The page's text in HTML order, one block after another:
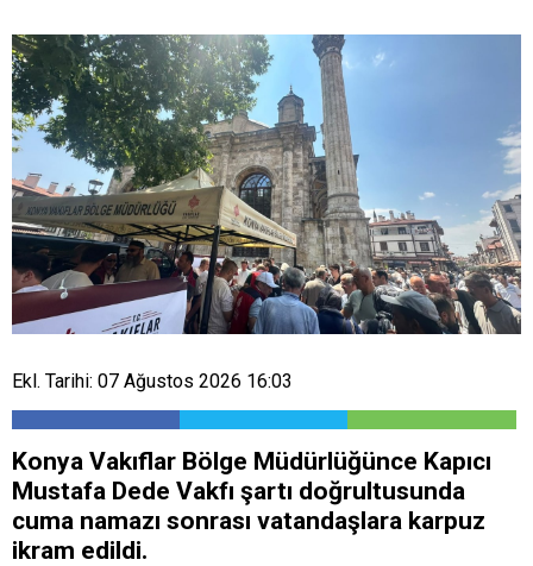
Ekl. Tarihi: 07 Ağustos 2026 16:03
Konya Vakıflar Bölge Müdürlüğünce Kapıcı
Mustafa Dede Vakfı şartı doğrultusunda
cuma namazı sonrası vatandaşlara karpuz
ikram edildi.